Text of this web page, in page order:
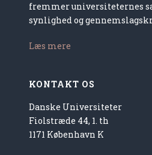
fremmer universiteternes
synlighed og
Læs mere
KONTAKT OS
Danske Universiteter
Fiolstræde 44, 1. th
1171 København K